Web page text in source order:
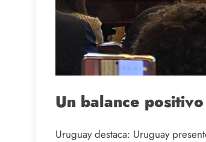
Un balance
Uruguay destaca: Uruguay